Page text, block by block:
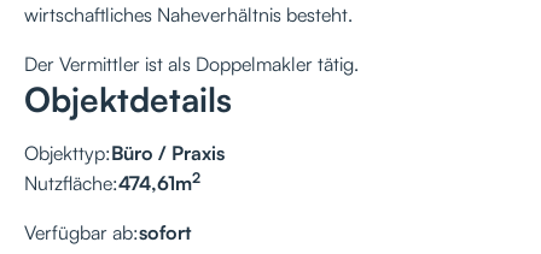
wirtschaftliches Naheverhältnis besteht.
Der Vermittler ist als Doppelmakler tätig.
Objektdetails
Objekttyp:Büro / Praxis
Nutzfläche:474,61m2
Verfügbar ab:sofort